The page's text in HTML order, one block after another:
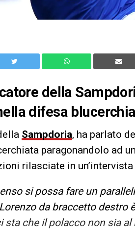
della
difesa
Sampdoria, ha parlato
paragonandolo ad
rilasciate in
si possa fare un
da braccetto destro
sta che il polacco non sia